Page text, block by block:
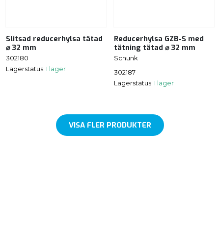
Slitsad reducerhylsa tätad
⌀ 32 mm
302180
Lagerstatus: I lager
Reducerhylsa GZB-S med
tätning tätad ⌀ 32 mm
Schunk
302187
Lagerstatus: I lager
VISA FLER PRODUKTER